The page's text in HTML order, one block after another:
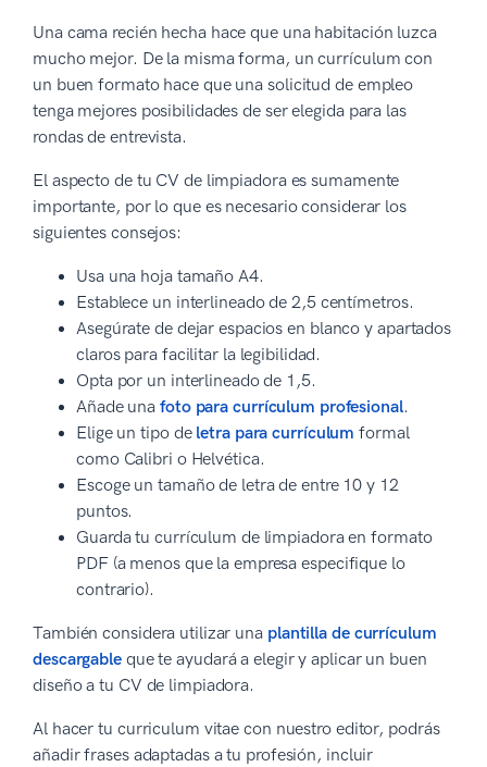
Una cama recién hecha hace que una habitación luzca
mucho mejor. De la misma forma, un currículum con
un buen formato hace que una solicitud de empleo
tenga mejores posibilidades de ser elegida para las
rondas de entrevista.
El aspecto de tu CV de limpiadora es sumamente
importante, por lo que es necesario considerar los
siguientes consejos:
Usa una hoja tamaño A4.
Establece un interlineado de 2,5 centímetros.
Asegúrate de dejar espacios en blanco y apartados
claros para facilitar la legibilidad.
Opta por un interlineado de 1,5.
Añade una foto para currículum profesional.
Elige un tipo de letra para currículum formal
como Calibri o Helvética.
Escoge un tamaño de letra de entre 10 y 12
puntos.
Guarda tu currículum de limpiadora en formato
PDF (a menos que la empresa especifique lo
contrario).
También considera utilizar una plantilla de currículum
descargableque te ayudará a elegir y aplicar un buen
diseño a tu CV de limpiadora.
Al hacer tu curriculum vitae con nuestro editor, podrás
añadir frases adaptadas a tu profesión, incluir